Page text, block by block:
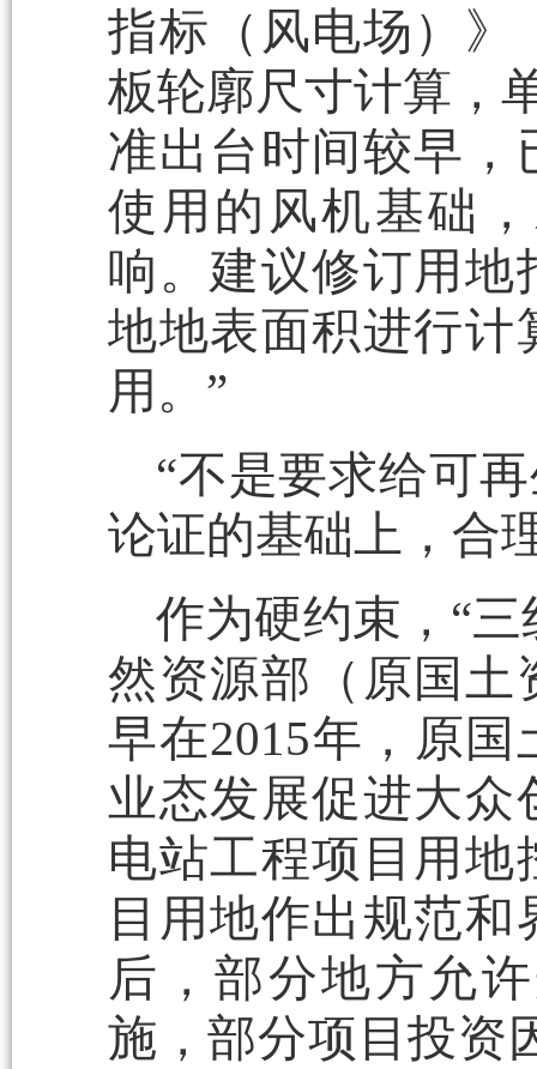
指标（风电场）》
板轮廓尺寸计算，
准出台时间较早，
使用的风机基础
响。建议修订用地
地地表面积进行计
用。”
“不是要求给可
论证的基础上，合
作为硬约束，“
然资源部（原国土
早在2015年，原
业态发展促进大
电站工程项目用
目用地作出规范
后，部分地方允
施，部分项目投资